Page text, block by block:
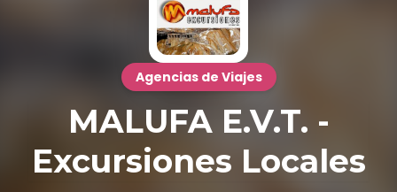
Agencias de Viajes
MALUFA E.V.T. -
Excursiones Locales